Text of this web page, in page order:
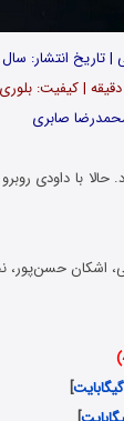
تاریخ انتشار: سال
صابری
با داودی
اشکان حسن‌پور،
]